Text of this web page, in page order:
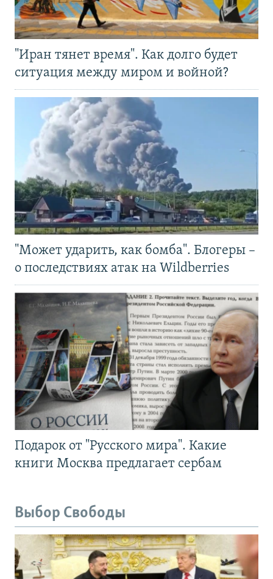
"Иран тянет время". Как долго будет
ситуация между миром и войной?
"Может ударить, как бомба". Блогеры –
о последствиях атак на Wildberries
Подарок от "Русского мира". Какие
книги Москва предлагает сербам
Выбор Свободы